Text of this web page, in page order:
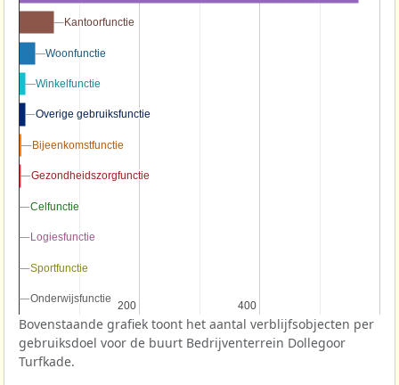
200
200 400
400
Kantoorfunctie
Kantoorfunctie
Woonfunctie
Woonfunctie
Winkelfunctie
Winkelfunctie
Overige gebruiksfunctie
Overige gebruiksfunctie
Bijeenkomstfunctie
Bijeenkomstfunctie
Gezondheidszorgfunctie
Gezondheidszorgfunctie
Celfunctie
Celfunctie
Logiesfunctie
Logiesfunctie
Sportfunctie
Sportfunctie
Onderwijsfunctie
Onderwijsfunctie
Bovenstaande grafiek toont het aantal verblijfsobjecten per
gebruiksdoel voor de buurt Bedrijventerrein Dollegoor
Turfkade.